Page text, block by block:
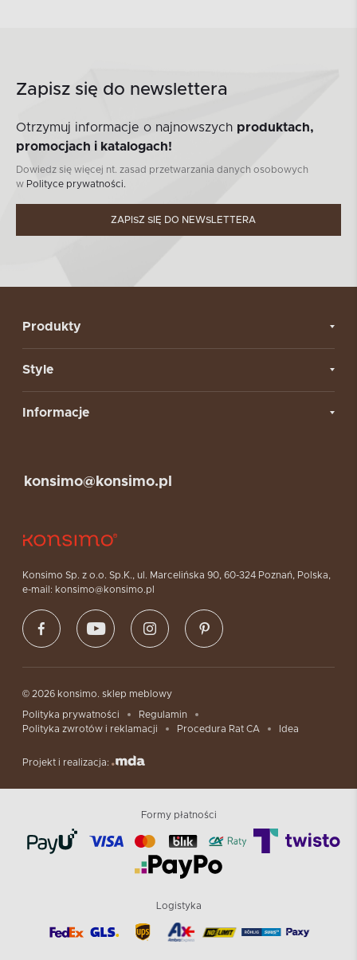
Zapisz się do newslettera
Otrzymuj informacje o najnowszych produktach,
promocjach i katalogach!
Dowiedz się więcej nt. zasad przetwarzania danych osobowych
w Polityce prywatności.
ZAPISZ SIĘ DO NEWSLETTERA
Produkty
Style
Informacje
Konsimo Sp. z o.o. Sp.K., ul. Marcelińska 90, 60-324 Poznań, Polska,
e-mail: konsimo@konsimo.pl
konsimo@konsimo.pl
© 2026 konsimo. sklep meblowy
Polityka prywatności
Regulamin
Polityka zwrotów i reklamacji
Procedura Rat CA Idea
Projekt i realizacja:
Formy płatności
Logistyka